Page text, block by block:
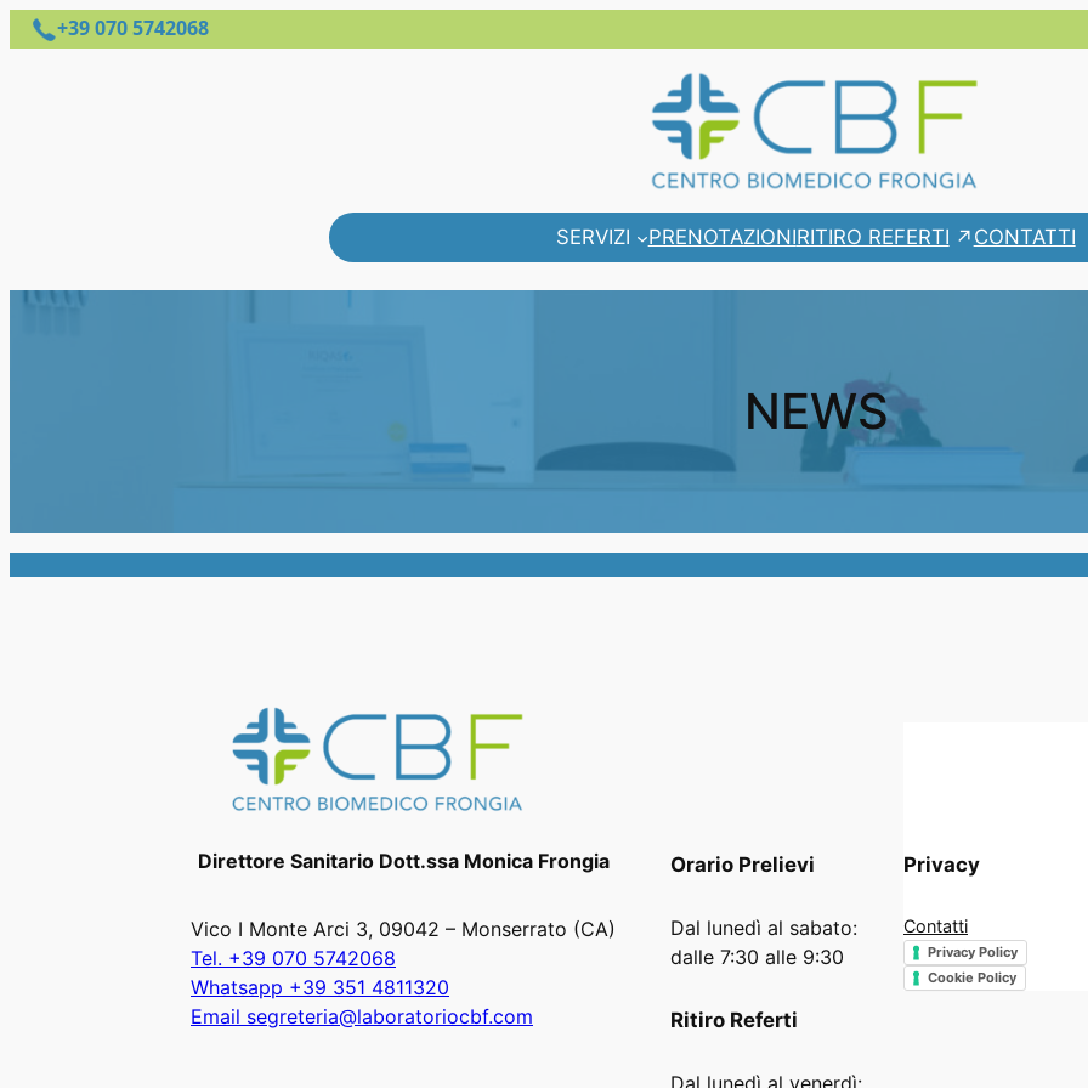
+39 070 5742068
SERVIZI PRENOTAZIONIRITIRO REFERTI CONTATTI
NEWS
Direttore Sanitario Dott.ssa Monica Frongia
Vico I Monte Arci 3, 09042 – Monserrato (CA)
Tel. +39 070 5742068
Whatsapp +39 351 4811320
Email segreteria@laboratoriocbf.com
Orario Prelievi
Dal lunedì al sabato:
dalle 7:30 alle 9:30
Ritiro Referti
Privacy
Contatti
Privacy Policy
Cookie Policy